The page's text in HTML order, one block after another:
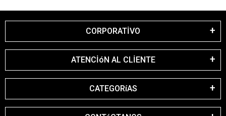
CORPORATİVO
ATENCİóN AL CLİENTE
CATEGORíAS